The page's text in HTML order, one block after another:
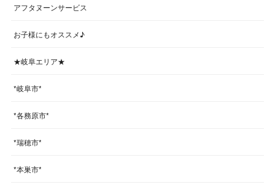
アフタヌーンサービス
お子様にもオススメ♪
★岐阜エリア★
*岐阜市*
*各務原市*
*瑞穂市*
*本巣市*